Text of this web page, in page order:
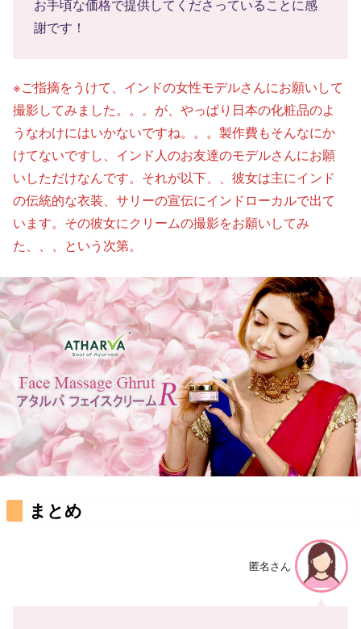
謝です！
※ご指摘をうけて、インドの女性モデルさんにお願いして
撮影してみました。。。が、やっぱり日本の化粧品のよ
うなわけにはいかないですね。。。製作費もそんなにか
けてないですし、インド人のお友達のモデルさんにお願
いしただけなんです。それが以下、、彼女は主にインド
の伝統的な衣装、サリーの宣伝にインドローカルで出て
います。その彼女にクリームの撮影をお願いしてみ
た、、、という次第。
まとめ
匿名さん